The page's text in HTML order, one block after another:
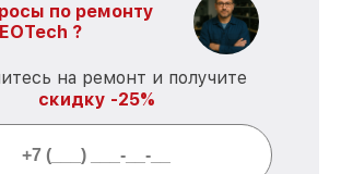
по ремонту
?
на ремонт и получите
скидку -25%